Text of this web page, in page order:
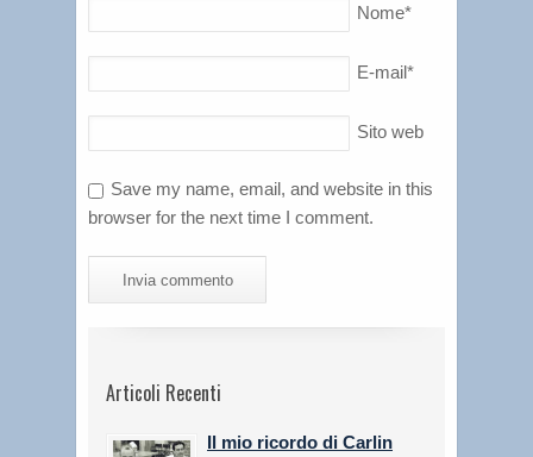
Nome*
E-mail*
Sito web
Save my name, email, and website in this
browser for the next time I comment.
Articoli Recenti
Il mio ricordo di Carlin